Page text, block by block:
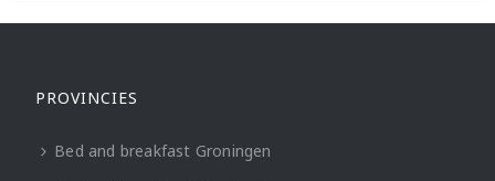
PROVINCIES
Bed and breakfast Groningen